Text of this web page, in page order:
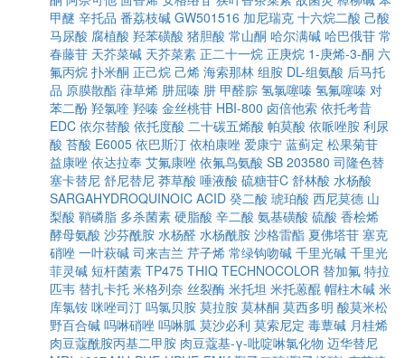
甲醚 辛托品 番荔枝碱 GW501516 加尼瑞克 十六烷二酸 己酸
马尿酸 腐植酸 羟苯磺酸 猪胆酸 常山酮 哈尔满碱 哈巴俄苷 常
春藤苷 天芥菜碱 天芥菜素 正二十一烷 正庚烷 1-庚烯-3-酮 六
氟丙烷 扑米酮 正己烷 己烯 海索那林 组胺 DL-组氨酸 后马托
品 原膜散酯 葎草烯 肼屈嗪 肼 甲醛腙 氢氯噻嗪 氢氟噻嗪 对
苯二酚 羟氯喹 羟嗪 金丝桃苷 HBI-800 卤倍他索 依托考昔
EDC 依尔替酸 依托度酸 二十碳五烯酸 帕莫酸 依哌唑胺 利尿
酸 苔酸 E6005 依巴斯汀 依柏康唑 爱康宁 蓝蓟定 松果菊苷
益康唑 依达拉奉 艾氟康唑 依氟鸟氨酸 SB 203580 司隆色替
塞卡替尼 舒尼替尼 莽草酸 唾液酸 硫糖苷C 舒林酸 水杨酸
SARGAHYDROQUINOIC ACID 癸二酸 琥珀酸 西尼莫德 山
梨酸 鞘磷脂 多杀菌素 硬脂酸 辛二酸 氨基磺酸 硫酸 香桧烯
酵母氨酸 沙芬酰胺 水杨醛 水杨酰胺 沙格雷酯 夏佛塔苷 塞克
硝唑 一叶萩碱 司来吉兰 芹子烯 常绿钩吻碱 千里光碱 千里光
菲灵碱 短杆菌素 TP475 THIQ TECHNOCOLOR 替加氟 特拉
匹韦 替扎卡托 米格列奈 丝裂酶 米托坦 米托蒽醌 帽柱木碱 米
库氯铵 咪唑司汀 吗氯贝胺 莫拉胺 莫林酮 莫西多明 酸莫米松
野百合碱 吗啉硝唑 吗啉胍 莫沙必利 莫索尼定 毒蕈碱 月桂烯
肉豆蔻酰胺丙基二甲胺 肉豆蔻基-γ-吡啶啉氯化物 迈华替尼